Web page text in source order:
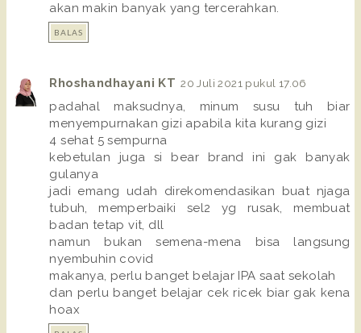
akan makin banyak yang tercerahkan.
BALAS
Rhoshandhayani KT 20 Juli 2021 pukul 17.06
padahal maksudnya, minum susu tuh biar
menyempurnakan gizi apabila kita kurang gizi
4 sehat 5 sempurna
kebetulan juga si bear brand ini gak banyak
gulanya
jadi emang udah direkomendasikan buat njaga
tubuh, memperbaiki sel2 yg rusak, membuat
badan tetap vit, dll
namun bukan semena-mena bisa langsung
nyembuhin covid
makanya, perlu banget belajar IPA saat sekolah
dan perlu banget belajar cek ricek biar gak kena
hoax